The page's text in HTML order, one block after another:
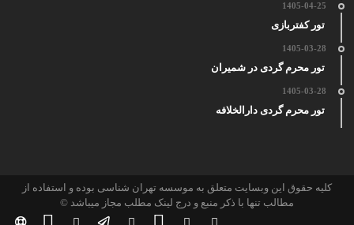
1405-04-25
تور کفتربازی
1405-03-28
تور محرم گردی در شمیران
1405-03-28
تور محرم گردی دارالخلافه
کلیه حقوق این وبسایت متعلق به موسسه تهران شناسی بوده و استفاده از
مطالب تنها با ذکر منبع و درج لینک مطلب مجاز میباشد ©